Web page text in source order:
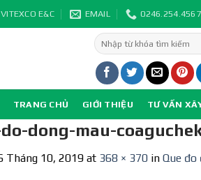
E&C EMAIL
Tìm
kiếm:
TRANG CHỦ GIỚI THIỆU TƯ VẤN
dong-mau-
Tháng 10, 2019 at 368 × 370 in Que đo